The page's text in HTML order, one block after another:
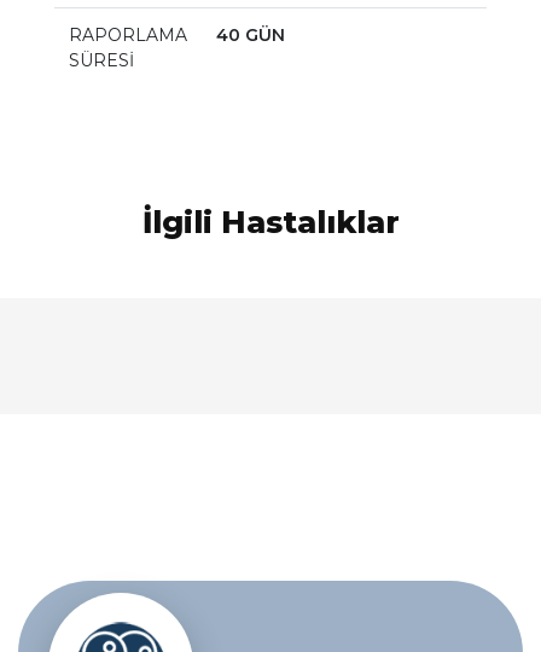
RAPORLAMA
SÜRESİ
40 GÜN
İlgili Hastalıklar